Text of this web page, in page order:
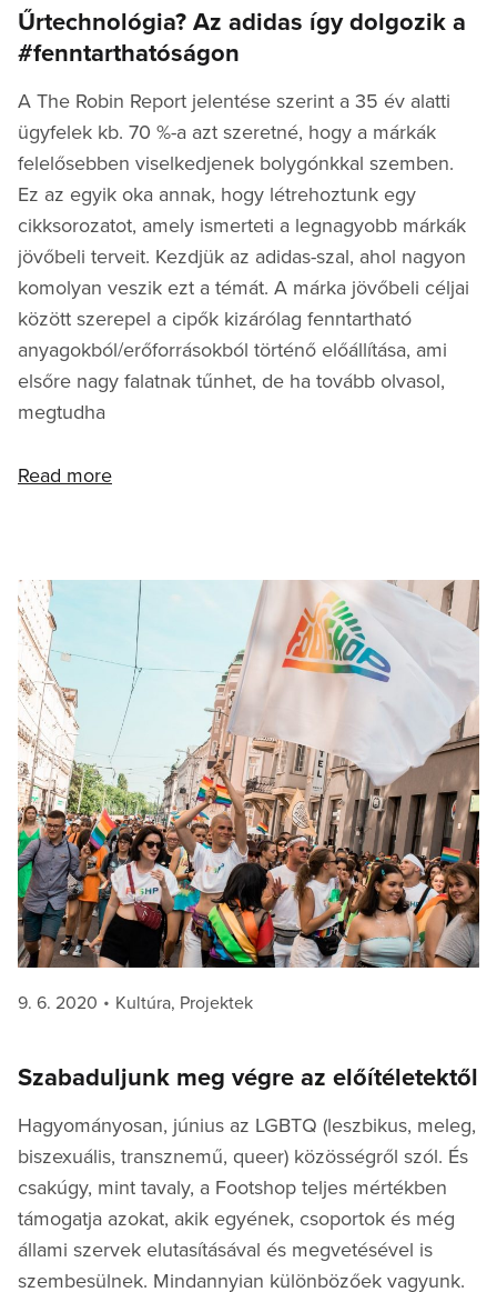
Űrtechnológia? Az adidas így dolgozik a
#fenntarthatóságon
A The Robin Report jelentése szerint a 35 év alatti
ügyfelek kb. 70 %-a azt szeretné, hogy a márkák
felelősebben viselkedjenek bolygónkkal szemben.
Ez az egyik oka annak, hogy létrehoztunk egy
cikksorozatot, amely ismerteti a legnagyobb márkák
jövőbeli terveit. Kezdjük az adidas-szal, ahol nagyon
komolyan veszik ezt a témát. A márka jövőbeli céljai
között szerepel a cipők kizárólag fenntartható
anyagokból/erőforrásokból történő előállítása, ami
elsőre nagy falatnak tűnhet, de ha tovább olvasol,
megtudha
Read more
Posted
9. 6. 2020 Categories
Kultúra, Projektek
Szabaduljunk meg végre az előítéletektől
Hagyományosan, június az LGBTQ (leszbikus, meleg,
biszexuális, transznemű, queer) közösségről szól. És
csakúgy, mint tavaly, a Footshop teljes mértékben
támogatja azokat, akik egyének, csoportok és még
állami szervek elutasításával és megvetésével is
szembesülnek. Mindannyian különbözőek vagyunk.